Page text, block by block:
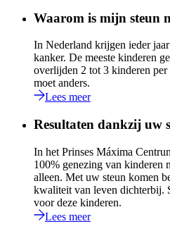
Waarom is mijn steun
In Nederland krijgen ieder
kanker. De meeste kinderen
overlijden 2 tot 3 kinderen
moet anders.
Lees meer
Resultaten dankzij uw
In het Prinses Máxima
100% genezing van kinderen
alleen. Met uw steun komen
kwaliteit van leven dichterbij.
voor deze kinderen.
Lees meer